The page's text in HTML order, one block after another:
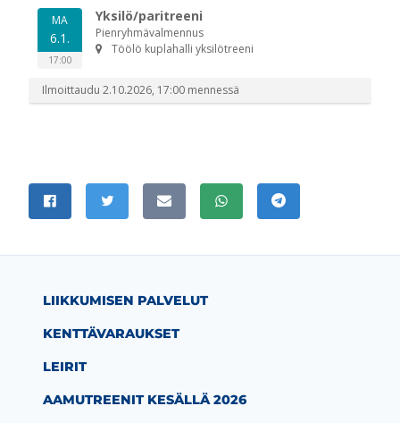
JAA SIVU
Jaa Facebookissa
Jaa TwitterissäJaa sähköpostitse
Jaa WhatsAppissa
Jaa Telegramissa
LIIKKUMISEN PALVELUT
KENTTÄVARAUKSET
LEIRIT
AAMUTREENIT KESÄLLÄ 2026